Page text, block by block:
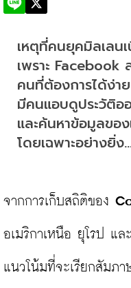
เหตุที่คนยุคมิลเลน
เพราะ Facebook
คนที่ต้องการได้ง่า
มีคนแอบดูประวัติอ
และค้นหาข้อมูลขอ
โดยเฉพาะอย่างยิ่ง
จากการเก็บสถิติของ
อเมริกาเหนือ ยุโรป แล
แนวโน้มที่จะเรียกสัมภ